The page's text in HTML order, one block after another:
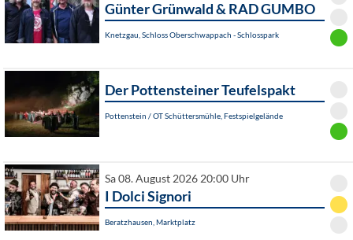
Günter Grünwald & RAD GUMBO
Knetzgau, Schloss Oberschwappach - Schlosspark
Der Pottensteiner Teufelspakt
Pottenstein / OT Schüttersmühle, Festspielgelände
Sa 08. August 2026 20:00 Uhr
I Dolci Signori
Beratzhausen, Marktplatz